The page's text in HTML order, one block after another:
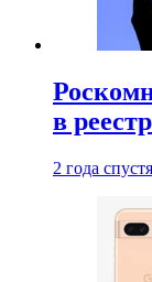
в
2 года спустя